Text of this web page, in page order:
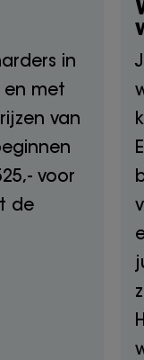
in
en met
van
voor
de